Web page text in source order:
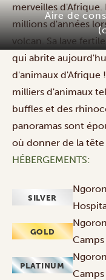
Aire de
merveilles d'Afrique.
millions d'années
volcan. Sa lave
qui abrite
d'animaux d'Afrique
milliers d'animaux
buffles et des
panoramas sont
où donner de la tête
HÉBERGEMENTS:
SILVER
GOLD
PLATINUM